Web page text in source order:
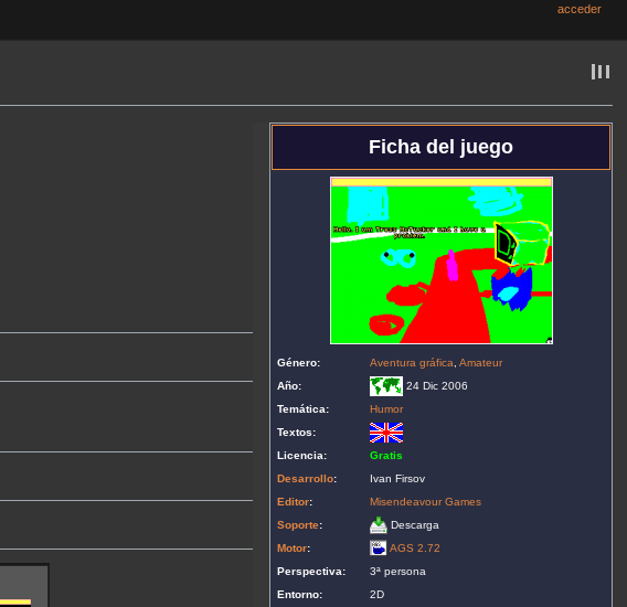
Ficha del juego
Género: Aventura gráfica ,Amateur
Año:
24 Dic 2006
Temática:
Humor
Textos:
Licencia:
Gratis
Desarrollo:
Ivan Firsov
Editor:
Misendeavour Games
Soporte:
Descarga
Motor:
AGS 2.72
Perspectiva:
3ª persona
Entorno:
2D
acceder